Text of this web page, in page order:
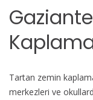
Tartan zemin
merkezleri ve